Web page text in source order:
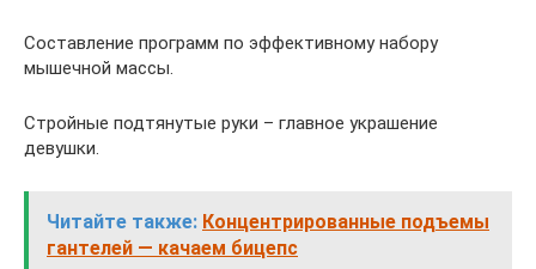
Составление программ по эффективному набору
мышечной массы.
Стройные подтянутые руки – главное украшение
девушки.
Читайте также: Концентрированные подъемы
гантелей — качаем бицепс